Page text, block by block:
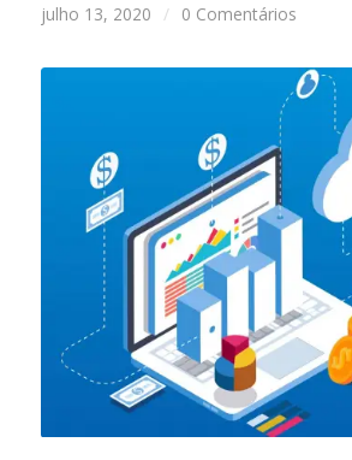
julho 13, 2020 / 0 Comentários